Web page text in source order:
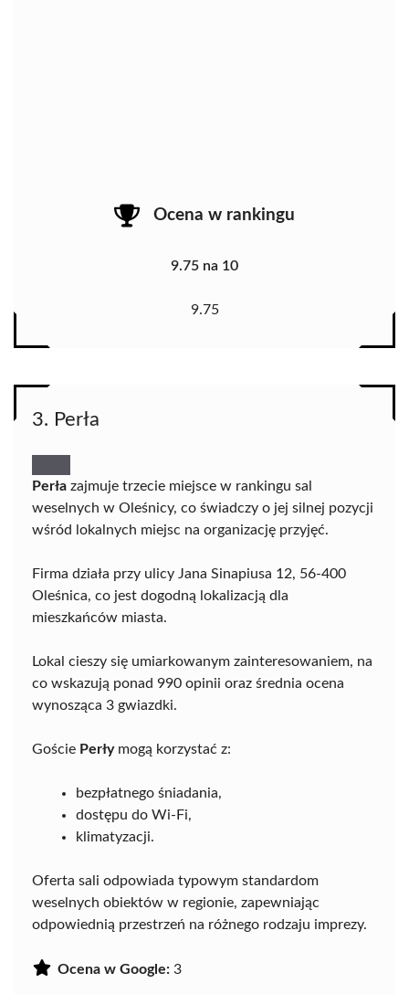
Ocena w rankingu
9.75 na 10
9.75
3. Perła
Perła zajmuje trzecie miejsce w rankingu sal
weselnych w Oleśnicy, co świadczy o jej silnej pozycji
wśród lokalnych miejsc na organizację przyjęć.
Firma działa przy ulicy Jana Sinapiusa 12, 56-400
Oleśnica, co jest dogodną lokalizacją dla
mieszkańców miasta.
Lokal cieszy się umiarkowanym zainteresowaniem, na
co wskazują ponad 990 opinii oraz średnia ocena
wynosząca 3 gwiazdki.
Goście Perłymogą korzystać z:
bezpłatnego śniadania,
dostępu do Wi-Fi,
klimatyzacji.
Oferta sali odpowiada typowym standardom
weselnych obiektów w regionie, zapewniając
odpowiednią przestrzeń na różnego rodzaju imprezy.
Ocena w Google: 3